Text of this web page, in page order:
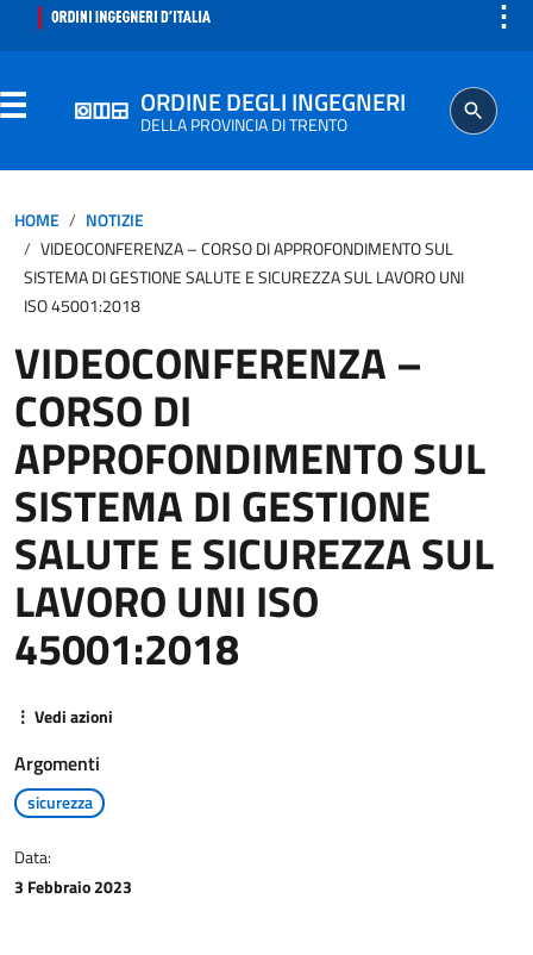
⋮
ORDINE DEGLI INGEGNERI
DELLA PROVINCIA DI TRENTO
SEGRETERIA
PROFESSIONE
AGGIORNAMENTO PROFESSIONALE
HOME
NOTIZIE
VIDEOCONFERENZA – CORSO DI APPROFONDIMENTO SUL
SISTEMA DI GESTIONE SALUTE E SICUREZZA SUL LAVORO UNI
ISO 45001:2018
VIDEOCONFERENZA –
CORSO DI
APPROFONDIMENTO SUL
SISTEMA DI GESTIONE
SALUTE E SICUREZZA SUL
LAVORO UNI ISO
45001:2018
⋮ Vedi azioni
Argomenti
sicurezza
Data:
3 Febbraio 2023